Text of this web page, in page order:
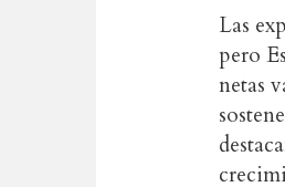
Las
pero
netas